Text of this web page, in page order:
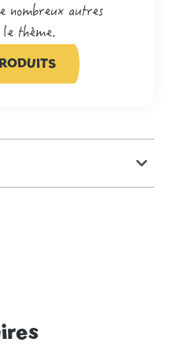
nombreux autres
thème.